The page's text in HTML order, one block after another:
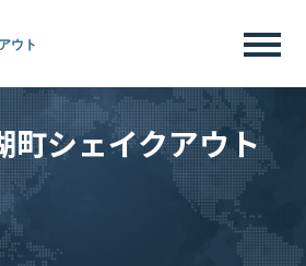
町シェイクアウト